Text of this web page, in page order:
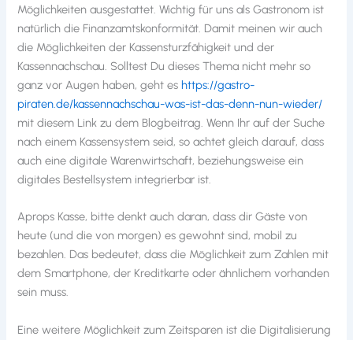
Möglichkeiten ausgestattet. Wichtig für uns als Gastronom ist
natürlich die Finanzamtskonformität. Damit meinen wir auch
die Möglichkeiten der Kassensturzfähigkeit und der
Kassennachschau. Solltest Du dieses Thema nicht mehr so
ganz vor Augen haben, geht eshttps://gastro-
piraten.de/kassennachschau-was-ist-das-denn-nun-wieder/
mit diesem Link zu dem Blogbeitrag. Wenn Ihr auf der Suche
nach einem Kassensystem seid, so achtet gleich darauf, dass
auch eine digitale Warenwirtschaft, beziehungsweise ein
digitales Bestellsystem integrierbar ist.
Aprops Kasse, bitte denkt auch daran, dass dir Gäste von
heute (und die von morgen) es gewohnt sind, mobil zu
bezahlen. Das bedeutet, dass die Möglichkeit zum Zahlen mit
dem Smartphone, der Kreditkarte oder ähnlichem vorhanden
sein muss.
Eine weitere Möglichkeit zum Zeitsparen ist die Digitalisierung